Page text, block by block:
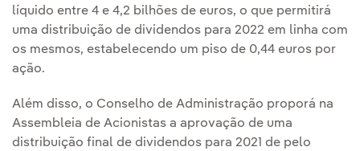
líquido entre 4 e 4,2 bilhões de euros, o que permitirá
uma distribuição de dividendos para 2022 em linha com
os mesmos, estabelecendo um piso de 0,44 euros por
ação.
Além disso, o Conselho de Administração proporá na
Assembleia de Acionistas a aprovação de uma
distribuição final de dividendos para 2021 de pelo